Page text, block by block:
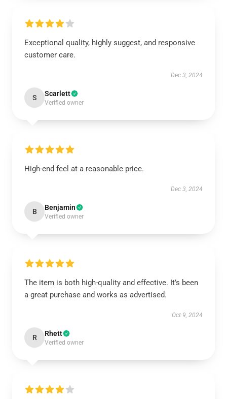
Exceptional quality, highly suggest, and responsive
customer care.
Dec 3, 2024
S Scarlett
Verified owner
High-end feel at a reasonable price.
Dec 3, 2024
B Benjamin
Verified owner
The item is both high-quality and effective. It’s been
a great purchase and works as advertised.
Oct 9, 2024
R Rhett
Verified owner